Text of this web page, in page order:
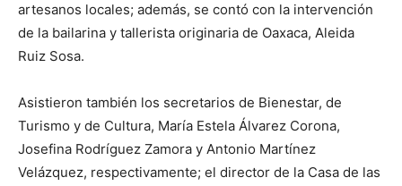
artesanos locales; además, se contó con la intervención
de la bailarina y tallerista originaria de Oaxaca, Aleida
Ruiz Sosa.
Asistieron también los secretarios de Bienestar, de
Turismo y de Cultura, María Estela Álvarez Corona,
Josefina Rodríguez Zamora y Antonio Martínez
Velázquez, respectivamente; el director de la Casa de las